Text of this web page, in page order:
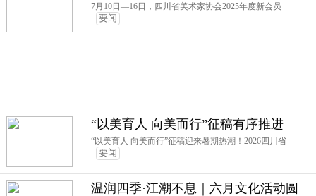
7月10日—16日，四川省美术家协会2025年度新会员
要闻
“以美育人 向美而行”征稿有序推进
“以美育人 向美而行”征稿迎来暑期热潮！2026四川省
要闻
温润四季·江潮不息｜六月文化活动圆